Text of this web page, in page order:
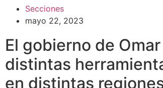
Secciones
mayo 22, 2023
El gobierno de
distintas
en distintas